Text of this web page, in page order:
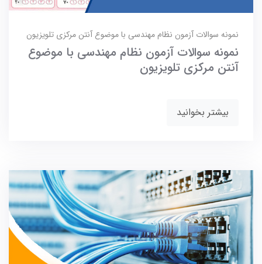
نمونه سوالات آزمون نظام مهندسی با موضوع آنتن مرکزی تلویزیون
نمونه سوالات آزمون نظام مهندسی با موضوع
آنتن مرکزی تلویزیون
بیشتر بخوانید